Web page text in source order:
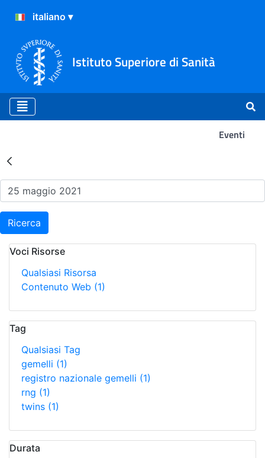
Istituto Superiore di Sanità
Eventi
Risultati della Ricerca -
Ricerca
Voci Risorse
Qualsiasi Risorsa
Contenuto Web (1)
Tag
Qualsiasi Tag
gemelli (1)
registro nazionale gemelli (1)
rng (1)
twins (1)
Durata